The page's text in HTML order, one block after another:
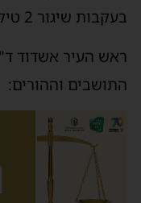
בעקבות שיגור 2 טילים שיורטו בחסדי שמים.
ראש העיר אשדוד
התושבים וההורים: